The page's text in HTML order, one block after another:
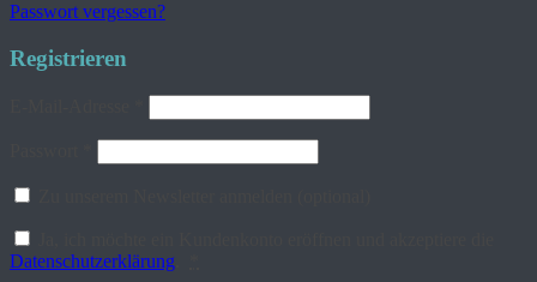
Passwort vergessen?
Registrieren
Datenschutzerklärung